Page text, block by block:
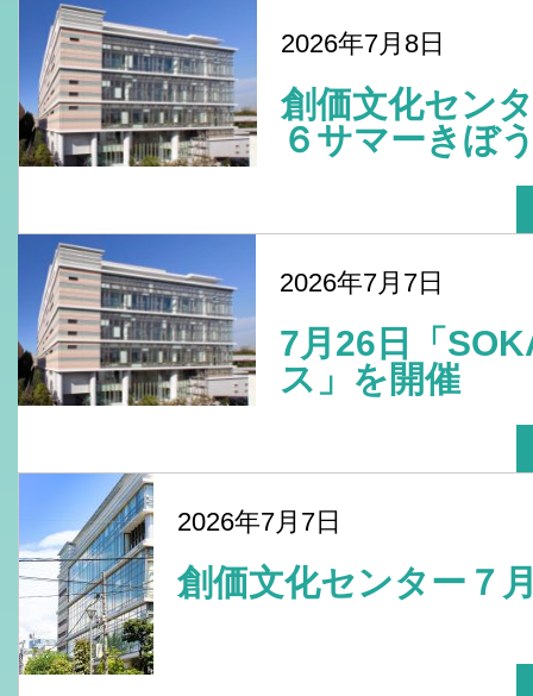
2026年7月8日
創価文化セン
６サマーきぼ
2026年7月7日
7月26日「
ス」を開催
2026年7月7日
創価文化センター７